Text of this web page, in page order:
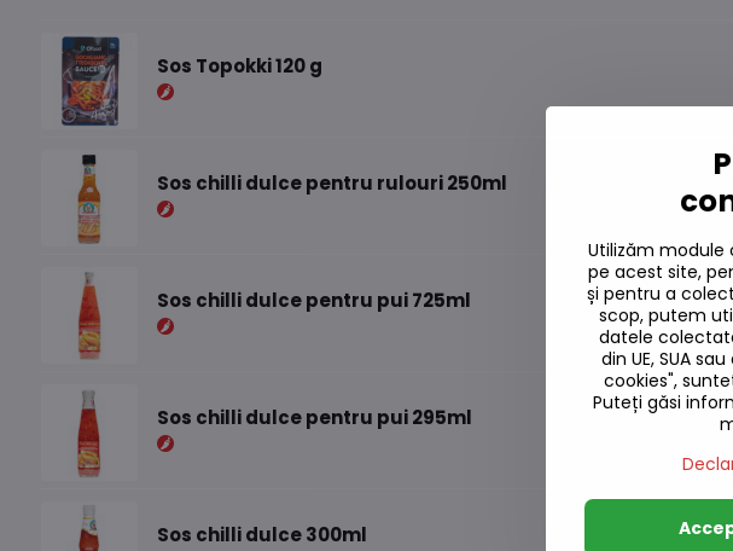
Sos Topokki 120 g
Sos chilli dulce pentru rulouri 250ml
Sos chilli dulce pentru pui 725ml
Sos chilli dulce pentru pui 295ml
Sos chilli dulce 300ml
Utilizăm
pe acest site,
și pentru a
scop, putem
datele
din UE, SUA
cookies",
Puteți găsi